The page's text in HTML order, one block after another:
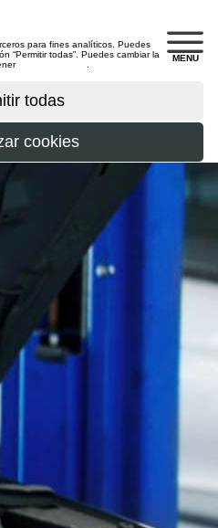
MENU
para fines analíticos. Puedes
“Permitir todas”. Puedes cambiar la